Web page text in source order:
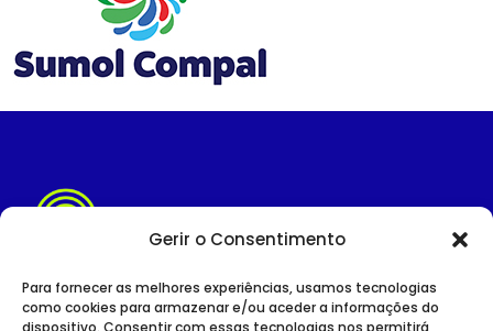
Gerir o Consentimento
Para fornecer as melhores experiências, usamos tecnologias
como cookies para armazenar e/ou aceder a informações do
dispositivo. Consentir com essas tecnologias nos permitirá